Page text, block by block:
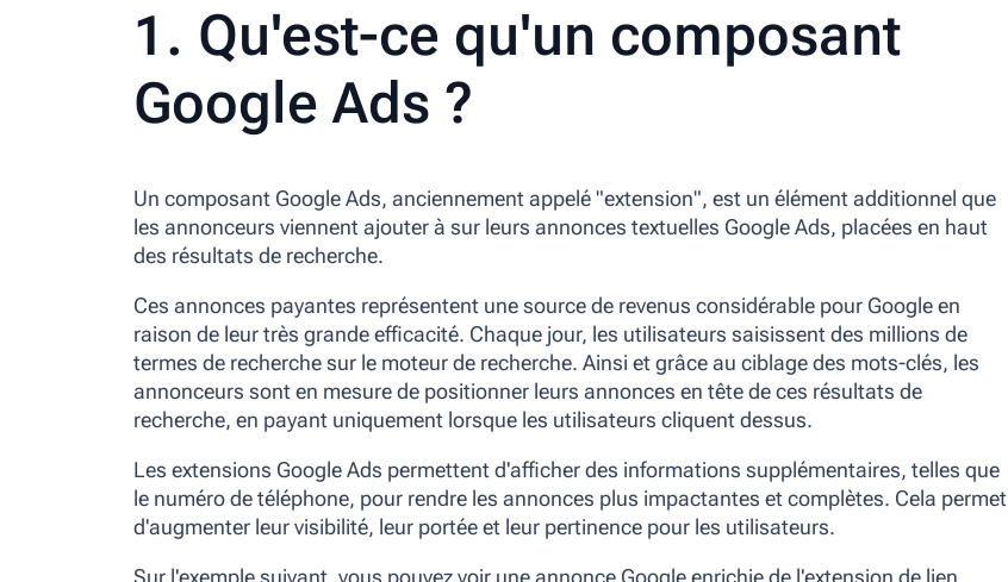
1. Qu'est-ce qu'un composant
Google Ads ?
Un composant Google Ads, anciennement appelé "extension", est un élément additionnel que
les annonceurs viennent ajouter à sur leurs annonces textuelles Google Ads, placées en haut
des résultats de recherche.
Ces annonces payantes représentent une source de revenus considérable pour Google en
raison de leur très grande efficacité. Chaque jour, les utilisateurs saisissent des millions de
termes de recherche sur le moteur de recherche. Ainsi et grâce au ciblage des mots-clés, les
annonceurs sont en mesure de positionner leurs annonces en tête de ces résultats de
recherche, en payant uniquement lorsque les utilisateurs cliquent dessus.
Les extensions Google Ads permettent d'afficher des informations supplémentaires, telles que
le numéro de téléphone, pour rendre les annonces plus impactantes et complètes. Cela permet
d'augmenter leur visibilité, leur portée et leur pertinence pour les utilisateurs.
Sur l'exemple suivant, vous pouvez voir une annonce Google enrichie de l'extension de lien